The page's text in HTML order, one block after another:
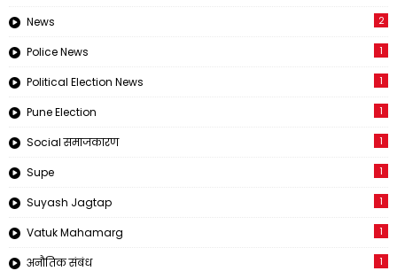
News 2
Police News 1
Political Election News 1
Pune Election 1
Social समाजकारण 1
Supe 1
Suyash Jagtap 1
Vatuk Mahamarg 1
अनौतिक संबंध 1